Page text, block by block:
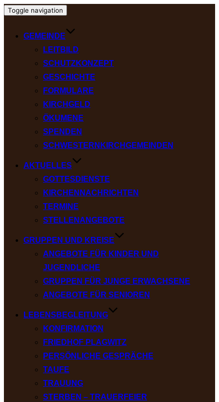
Toggle navigation
GEMEINDE
LEITBILD
SCHUTZKONZEPT
GESCHICHTE
FORMULARE
KIRCHGELD
ÖKUMENE
SPENDEN
SCHWESTERNKIRCHGEMEINDEN
AKTUELLES
GOTTESDIENSTE
KIRCHENNACHRICHTEN
TERMINE
STELLENANGEBOTE
GRUPPEN UND KREISE
ANGEBOTE FÜR KINDER UND
JUGENDLICHE
GRUPPEN FÜR JUNGE ERWACHSENE
ANGEBOTE FÜR SENIOREN
LEBENSBEGLEITUNG
KONFIRMATION
FRIEDHOF PLAGWITZ
PERSÖNLICHE GESPRÄCHE
TAUFE
TRAUUNG
STERBEN – TRAUERFEIER